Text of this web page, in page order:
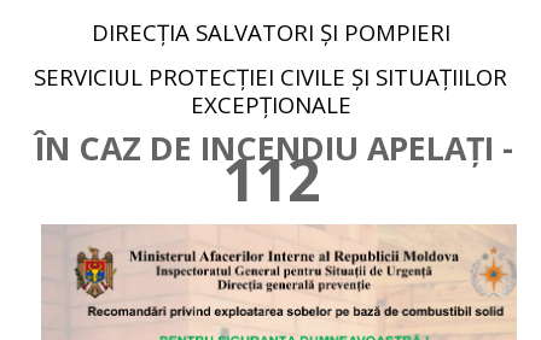
DIRECŢIA SALVATORI ŞI POMPIERI
SERVICIUL PROTECŢIEI CIVILE ŞI SITUAŢIILOR
EXCEPŢIONALE
ÎN CAZ DE INCENDIU APELAȚI -
112